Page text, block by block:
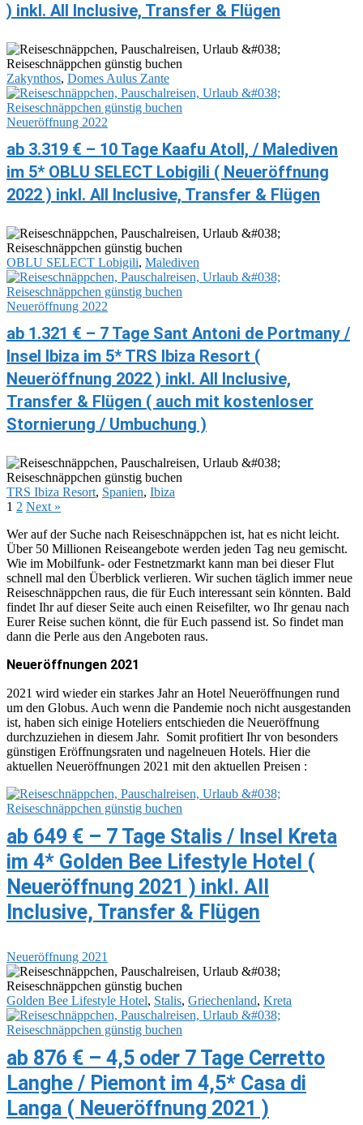
) inkl. All Inclusive, Transfer & Flügen
Zakynthos, Domes Aulus Zante
Neueröffnung 2022
ab 3.319 € – 10 Tage Kaafu Atoll, / Malediven
im 5* OBLU SELECT Lobigili ( Neueröffnung
2022 ) inkl. All Inclusive, Transfer & Flügen
OBLU SELECT Lobigili, Malediven
Neueröffnung 2022
ab 1.321 € – 7 Tage Sant Antoni de Portmany /
Insel Ibiza im 5* TRS Ibiza Resort (
Neueröffnung 2022 ) inkl. All Inclusive,
Transfer & Flügen ( auch mit kostenloser
Stornierung / Umbuchung )
TRS Ibiza Resort, Spanien, Ibiza
1 2 Next »
Wer auf der Suche nach Reiseschnäppchen ist, hat es nicht leicht.
Über 50 Millionen Reiseangebote werden jeden Tag neu gemischt.
Wie im Mobilfunk- oder Festnetzmarkt kann man bei dieser Flut
schnell mal den Überblick verlieren. Wir suchen täglich immer neue
Reiseschnäppchen raus, die für Euch interessant sein könnten. Bald
findet Ihr auf dieser Seite auch einen Reisefilter, wo Ihr genau nach
Eurer Reise suchen könnt, die für Euch passend ist. So findet man
dann die Perle aus den Angeboten raus.
Neueröffnungen 2021
2021 wird wieder ein starkes Jahr an Hotel Neueröffnungen rund
um den Globus. Auch wenn die Pandemie noch nicht ausgestanden
ist, haben sich einige Hoteliers entschieden die Neueröffnung
durchzuziehen in diesem Jahr. Somit profitiert Ihr von besonders
günstigen Eröffnungsraten und nagelneuen Hotels. Hier die
aktuellen Neueröffnungen 2021 mit den aktuellen Preisen :
ab 649 € – 7 Tage Stalis / Insel Kreta
im 4* Golden Bee Lifestyle Hotel (
Neueröffnung 2021 ) inkl. All
Inclusive, Transfer & Flügen
Neueröffnung 2021
Golden Bee Lifestyle Hotel, Stalis, Griechenland, Kreta
ab 876 € – 4,5 oder 7 Tage Cerretto
Langhe / Piemont im 4,5* Casa di
Langa ( Neueröffnung 2021 )